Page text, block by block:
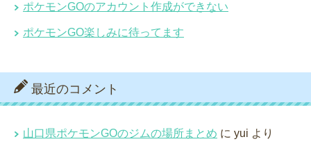
ポケモンGOのアカウント作成ができない
ポケモンGO楽しみに待ってます
最近のコメント
山口県ポケモンGOのジムの場所まとめ に yui より